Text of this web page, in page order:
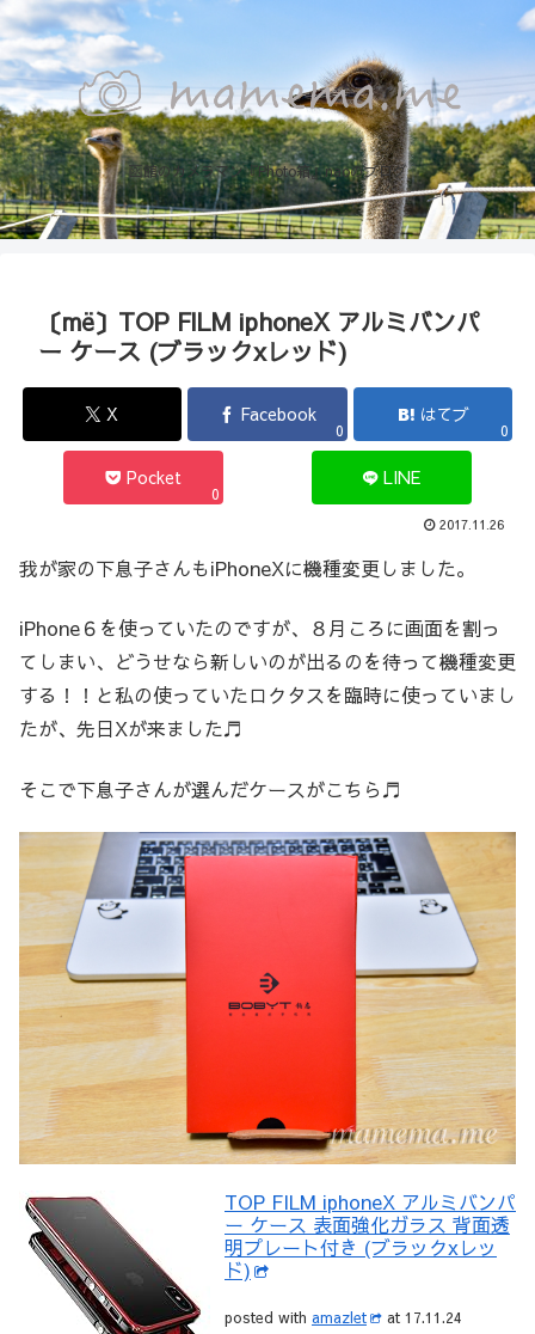
函館のカメラマン『Photo箱』naoのブログ
〔më〕TOP FILM iphoneX アルミバンパ
ー ケース (ブラックxレッド)
X Facebook
0
はてブ
0
Pocket
0
LINE
2017.11.26
我が家の下息子さんもiPhoneXに機種変更しました。
iPhone６を使っていたのですが、８月ころに画面を割っ
てしまい、どうせなら新しいのが出るのを待って機種変更
する！！と私の使っていたロクタスを臨時に使っていまし
たが、先日Xが来ました♬
そこで下息子さんが選んだケースがこちら♬
TOP FILM iphoneX アルミバンパ
ー ケース 表面強化ガラス 背面透
明プレート付き (ブラックxレッ
ド)
posted with amazlet at 17.11.24